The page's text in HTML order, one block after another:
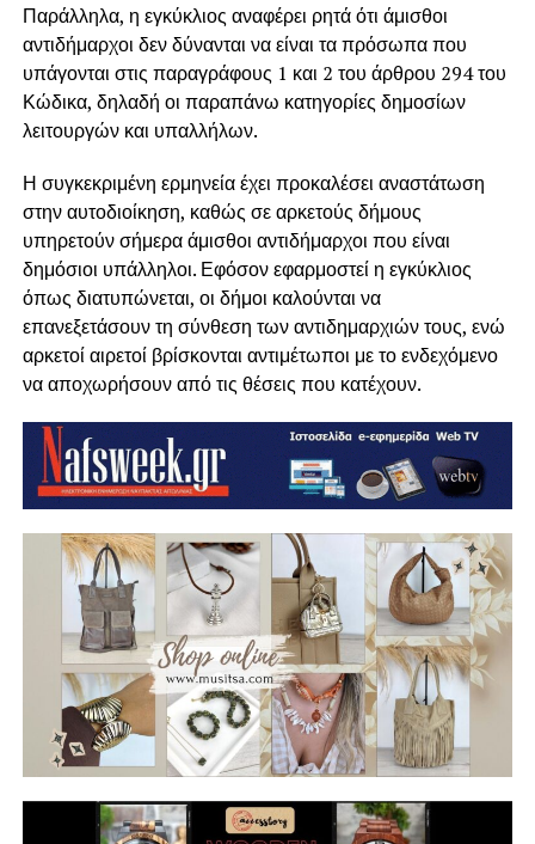
Παράλληλα, η εγκύκλιος αναφέρει ρητά ότι άμισθοι
αντιδήμαρχοι δεν δύνανται να είναι τα πρόσωπα που
υπάγονται στις παραγράφους 1 και 2 του άρθρου 294 του
Κώδικα, δηλαδή οι παραπάνω κατηγορίες δημοσίων
λειτουργών και υπαλλήλων.
Η συγκεκριμένη ερμηνεία έχει προκαλέσει αναστάτωση
στην αυτοδιοίκηση, καθώς σε αρκετούς δήμους
υπηρετούν σήμερα άμισθοι αντιδήμαρχοι που είναι
δημόσιοι υπάλληλοι. Εφόσον εφαρμοστεί η εγκύκλιος
όπως διατυπώνεται, οι δήμοι καλούνται να
επανεξετάσουν τη σύνθεση των αντιδημαρχιών τους, ενώ
αρκετοί αιρετοί βρίσκονται αντιμέτωποι με το ενδεχόμενο
να αποχωρήσουν από τις θέσεις που κατέχουν.